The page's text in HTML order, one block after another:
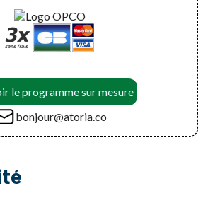
le programme sur mesure
bonjour@atoria.co